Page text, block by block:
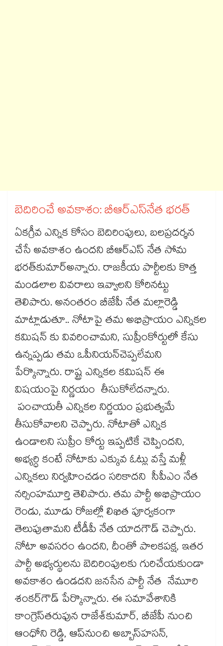
బెదిరించే అవకాశం: బీఆర్ఎస్​నేత భరత్​
ఏకగ్రీవ ఎన్నిక కోసం బెదిరింపులు, బలప్రదర్శన
చేసే అవకాశం ఉందని బీఆర్ఎస్​ నేత సోమ
భరత్​కుమార్​అన్నారు. రాజకీయ పార్టీలకు కొత్త
మండలాల వివరాలు ఇవ్వాలని కోరినట్టు
తెలిపారు. అనంతరం బీజేపీ నేత మల్లారెడ్డి
మాట్లాడుతూ.. నోటాపై తమ అభిప్రాయం ఎన్నికల
కమిషన్ కు వివరించామని, సుప్రీంకోర్టులో కేసు
ఉన్నప్పడు తమ ఒపీనియన్​చెప్పలేమని
పేర్కొన్నారు. రాష్ట్ర ఎన్నికల కమిషన్ ఈ
విషయంపై నిర్ణయం తీసుకోలేదన్నారు.
పంచాయతీ ఎన్నికల నిర్ణయం ప్రభుత్వమే
తీసుకోవాలని చెప్పారు. నోటాతో ఎన్నిక
ఉండాలని సుప్రీం కోర్టు ఇప్పటికే చెప్పిందని,
అభ్యర్ధి కంటే నోటాకు ఎక్కువ ఓట్లు వస్తే మళ్లీ
ఎన్నికలు నిర్వహించడం సరికాదని సీపీఎం నేత
నర్సింహమూర్తి తెలిపారు. తమ పార్టీ అభిప్రాయం
రెండు, మూడు రోజల్లో లిఖిత పూర్వకంగా
తెలుపుతామని టీడీపీ నేత యాదగౌడ్​ చెప్పారు.
నోటా అవసరం ఉందని, దీంతో పాలకపక్ష, ఇతర
పార్టీ అభ్యర్థులను బెదిరింపులకు గురిచేయకుండా
అవకాశం ఉండదని జనసేన పార్టీ నేత నేమూరి
శంకర్​గౌడ్ పేర్కొన్నారు. ఈ సమావేశానికి
కాంగ్రెస్​తరుఫున రాజేశ్​​కుమార్, బీజేపీ నుంచి
ఆంధోని రెడ్డి, ఆప్​నుంచి అబ్బాస్​హసన్,